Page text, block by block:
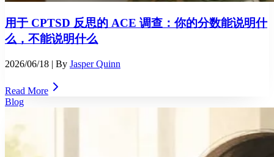
用于 CPTSD 反思的 ACE 调查：你的分数能说明什
么，不能说明什么
2026/06/18 | By Jasper Quinn
Read More
Blog